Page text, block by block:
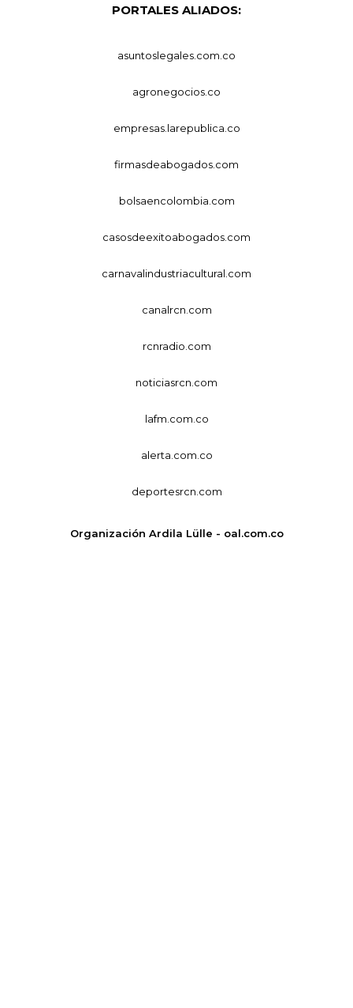
PORTALES ALIADOS:
asuntoslegales.com.co
agronegocios.co
empresas.larepublica.co
firmasdeabogados.com
bolsaencolombia.com
casosdeexitoabogados.com
carnavalindustriacultural.com
canalrcn.com
rcnradio.com
noticiasrcn.com
lafm.com.co
alerta.com.co
deportesrcn.com
Organización Ardila Lülle - oal.com.co